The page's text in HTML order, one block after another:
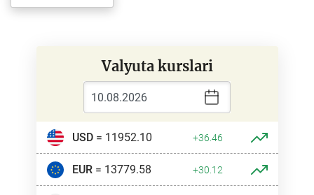
Valyuta kurslari
USD= 11952.10 +36.46
EUR= 13779.58 +30.12